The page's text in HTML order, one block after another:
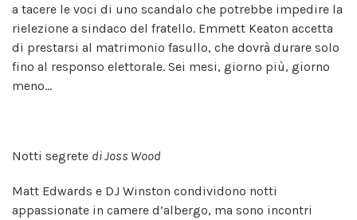
a tacere le voci di uno scandalo che potrebbe impedire la
rielezione a sindaco del fratello. Emmett Keaton accetta
di prestarsi al matrimonio fasullo, che dovrà durare solo
fino al responso elettorale. Sei mesi, giorno più, giorno
meno...
Notti segrete di Joss Wood
Matt Edwards e DJ Winston condividono notti
appassionate in camere d’albergo, ma sono incontri